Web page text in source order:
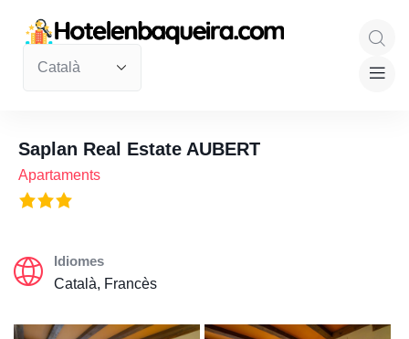
Saplan Real Estate AUBERT
Apartaments
Idiomes
Català, Francès